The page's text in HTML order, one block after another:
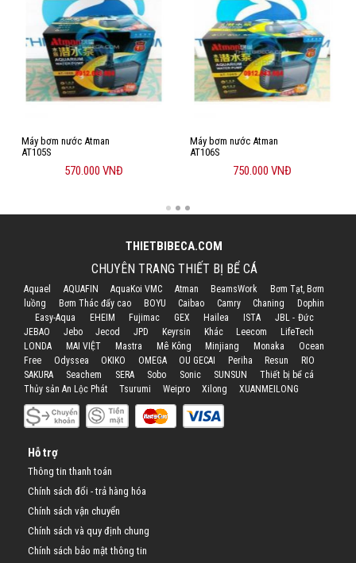
Máy bơm nước Atman
AT105S
570.000 VNĐ
Máy bơm nước Atman
AT106S
750.000 VNĐ
THIETBIBECA.COM
CHUYÊN TRANG THIẾT BỊ BỂ CÁ
Aquael AQUAFIN AquaKoi VMC Atman BeamsWork
Bơm Tạt, Bơm
luồng
Bơm Thác đẩy cao BOYU Caibao Camry Chaning
Dophin
Easy-Aqua
EHEIM Fujimac GEX Hailea ISTA
JBL - Đức
JEBAO
Jebo Jecod JPD Keyrsin Khác Leecom
LifeTech
LONDA
MAI VIỆT Mastra Mê Kông Minjiang Monaka
Ocean
Free
Odyssea OKIKO OMEGA OU GECAI Periha Resun
RIO
SAKURA
Seachem SERA Sobo Sonic SUNSUN
Thiết bị bể cá
Thủy sản An Lộc Phát
Tsurumi Weipro Xilong XUANMEILONG
Hỗ trợ
Thông tin thanh toán
Chính sách đổi - trả hàng hóa
Chính sách vận chuyển
Chính sách và quy định chung
Chính sách bảo mật thông tin